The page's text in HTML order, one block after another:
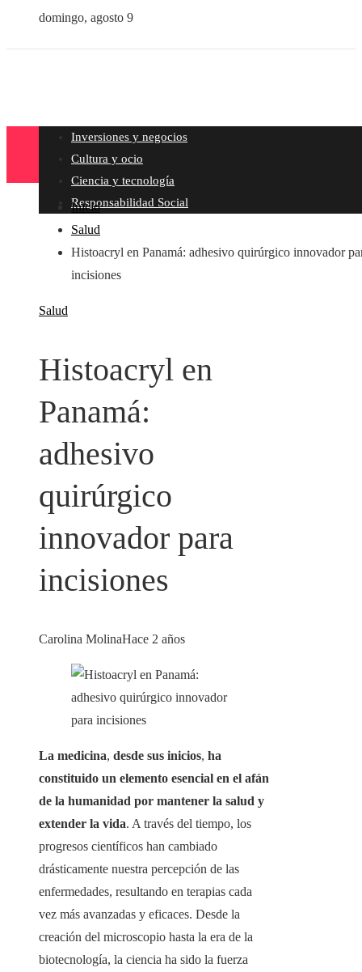
domingo, agosto 9
Inversiones y negocios
Cultura y ocio
Ciencia y tecnología
Responsabilidad Social
Inicio
Salud
Histoacryl en Panamá: adhesivo quirúrgico innovador
incisiones
Salud
Histoacryl en
Panamá:
adhesivo
quirúrgico
innovador para
incisiones
Carolina MolinaHace 2 años
La medicina, desde sus inicios, ha
constituido un elemento esencial en el afán
de la humanidad por mantener la salud y
extender la vida. A través del tiempo, los
progresos científicos han cambiado
drásticamente nuestra percepción de las
enfermedades, resultando en terapias cada
vez más avanzadas y eficaces. Desde la
creación del microscopio hasta la era de la
biotecnología, la ciencia ha sido la fuerza